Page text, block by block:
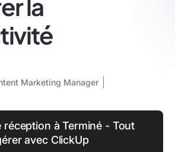
la
Marketing Manager
réception à Terminé - Tout
avec ClickUp